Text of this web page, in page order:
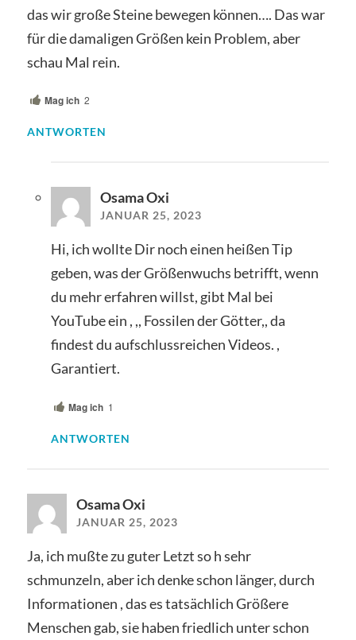
das wir große Steine bewegen können…. Das war
für die damaligen Größen kein Problem, aber
schau Mal rein.
Mag ich 2
ANTWORTEN
Osama Oxi
JANUAR 25, 2023
Hi, ich wollte Dir noch einen heißen Tip
geben, was der Größenwuchs betrifft, wenn
du mehr erfahren willst, gibt Mal bei
YouTube ein , ,, Fossilen der Götter,, da
findest du aufschlussreichen Videos. ,
Garantiert.
Mag ich 1
ANTWORTEN
Osama Oxi
JANUAR 25, 2023
Ja, ich mußte zu guter Letzt so h sehr
schmunzeln, aber ich denke schon länger, durch
Informationen , das es tatsächlich Größere
Menschen gab, sie haben friedlich unter schon